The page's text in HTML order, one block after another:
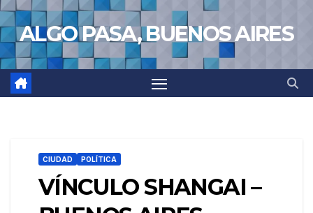
Saltar
al
contenido
ALGO PASA, BUENOS AIRES
CIUDAD POLÍTICA
VÍNCULO SHANGAI –